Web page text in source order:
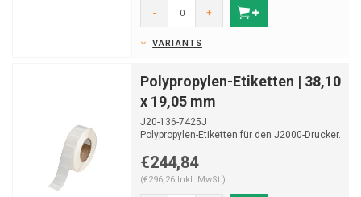
- +
VARIANTS
Polypropylen-Etiketten | 38,10
x 19,05 mm
J20-136-7425J
Polypropylen-Etiketten für den J2000-Drucker.
Ro...
€244,84
(€296,26 Inkl. MwSt.)